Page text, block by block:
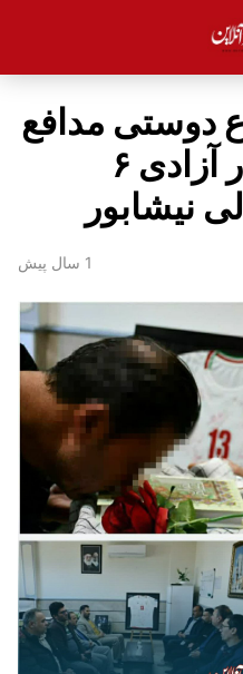
دوستی مدافع
تیم ملی فوتبال در آزادی ۶
نیشابور
1 سال پیش